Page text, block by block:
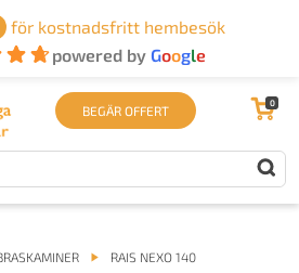
för kostnadsfritt hembesök
powered by Google
BEGÄR OFFERT 0
RAIS NEXO 140